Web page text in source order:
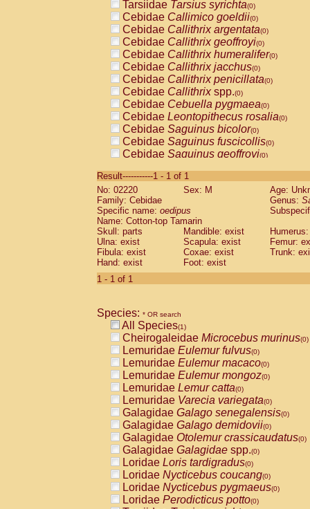
Tarsiidae Tarsius syrichta(0)
Cebidae Callimico goeldii(0)
Cebidae Callithrix argentata(0)
Cebidae Callithrix geoffroyi(0)
Cebidae Callithrix humeralifer(0)
Cebidae Callithrix jacchus(0)
Cebidae Callithrix penicillata(0)
Cebidae Callithrixspp.(0)
Cebidae Cebuella pygmaea(0)
Cebidae Leontopithecus rosalia(0)
Cebidae Saguinus bicolor(0)
Cebidae Saguinus fuscicollis(0)
Cebidae Saguinus geoffroyi(0)
CebidaeSaguinus labiatus(0)
Cebidae Saguinus leucopus (0)
Cebidae
CebidaeSaguinus mystax
Cebidae Saguinus nigricollis (0)
Cebidae Saguinus oedipus
Cebidae Saguinus weddelli
Cebidae Saguinusspp.
Cebidae
CebidaeCebus capucinus
CebidaeCebus nigrivittatus
CebidaeCebus spp.(0)
CebidaeSaimiri boliviensis(0)
CebidaeSaimiri sciureus(0)
AtelidaeAlouatta caraya(0)
AtelidaeAlouatta fusca(0)
AtelidaeAlouatta seniculus(0)
AtelidaeAlouattaspp.(0)
AtelidaeAteles belzebuth(0)
AtelidaeAteles geoffroyi(0)
AtelidaeAteles paniscus(0)
AtelidaeAtelesspp.(0)
AtelidaeLagothrix lagothricha(0)
AtelidaeLagothrix lagothricha cana
PitheciidaeCacajao calvus
Result-----------1 - 1 of 1
No: 02220
Sex: M
Age:
Family: Cebidae
Genus:
Specific name: oedipus
Name: Cotton-top Tamarin
Skull: parts
Mandible: exist
Ulna: exist
Scapula: exist
Femur:
Fibula: exist
Coxae: exist
Trunk:
Hand: exist
Foot: exist
1 - 1 of 1
Species: * OR search
All Species(1)
Cheirogaleidae Microcebus murinus(0)
Lemuridae Eulemur fulvus(0)
Lemuridae Eulemur macaco(0)
Lemuridae Eulemur mongoz(0)
Lemuridae Lemur catta(0)
Lemuridae Varecia variegata(0)
Galagidae Galago senegalensis(0)
Galagidae Galago demidovii(0)
Galagidae Otolemur crassicaudatus(0)
Galagidae Galagidae spp.(0)
Loridae Loris tardigradus(0)
Loridae Nycticebus coucang(0)
Loridae Nycticebus pygmaeus(0)
Loridae Perodicticus potto(0)